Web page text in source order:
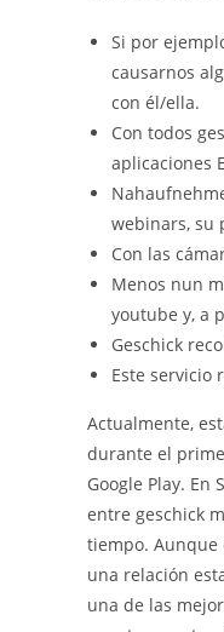
Si por
causarnos
con él/ella.
Con todos
aplicaciones
webinars, su
Con las
Menos nun
youtube y, a
Geschick
Este servicio
Actualmente,
durante el
Google Play.
entre geschick
tiempo. Aunque
una relación
una de las